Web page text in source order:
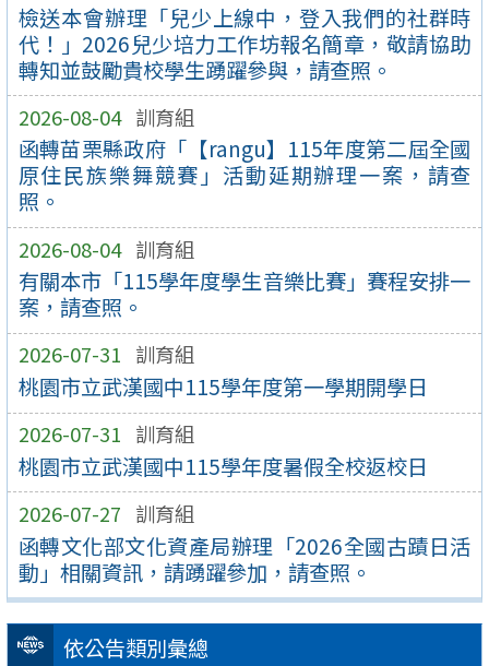
檢送本會辦理「兒少上線中，登入我們的社群時
代！」2026兒少培力工作坊報名簡章，敬請協助
轉知並鼓勵貴校學生踴躍參與，請查照。
2026-08-04 訓育組
函轉苗栗縣政府「【rangu】115年度第二屆全國
原住民族樂舞競賽」活動延期辦理一案，請查
照。
2026-08-04 訓育組
有關本市「115學年度學生音樂比賽」賽程安排一
案，請查照。
2026-07-31 訓育組
桃園市立武漢國中115學年度第一學期開學日
2026-07-31 訓育組
桃園市立武漢國中115學年度暑假全校返校日
2026-07-27 訓育組
函轉文化部文化資產局辦理「2026全國古蹟日活
動」相關資訊，請踴躍參加，請查照。
依公告類別彙總